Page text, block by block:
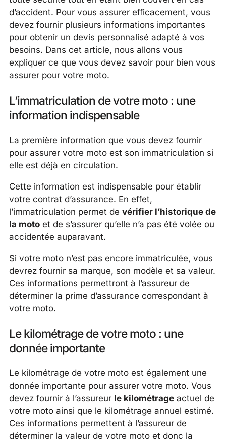
d’accident. Pour vous assurer efficacement, vous
devez fournir plusieurs informations importantes
pour obtenir un devis personnalisé adapté à vos
besoins. Dans cet article, nous allons vous
expliquer ce que vous devez savoir pour bien vous
assurer pour votre moto.
L’immatriculation de votre moto : une
information indispensable
La première information que vous devez fournir
pour assurer votre moto est son immatriculation si
elle est déjà en circulation.
Cette information est indispensable pour établir
votre contrat d’assurance. En effet,
l’immatriculation permet de vérifier l’historique de
la moto et de s’assurer qu’elle n’a pas été volée ou
accidentée auparavant.
Si votre moto n’est pas encore immatriculée, vous
devrez fournir sa marque, son modèle et sa valeur.
Ces informations permettront à l’assureur de
déterminer la prime d’assurance correspondant à
votre moto.
Le kilométrage de votre moto : une
donnée importante
Le kilométrage de votre moto est également une
donnée importante pour assurer votre moto. Vous
devez fournir à l’assureur le kilométrage actuel de
votre moto ainsi que le kilométrage annuel estimé.
Ces informations permettent à l’assureur de
déterminer la valeur de votre moto et donc la